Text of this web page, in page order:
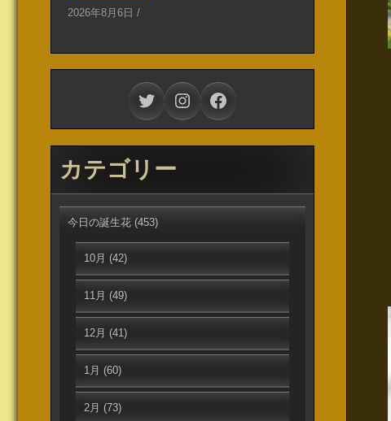
2026年8月6日 /
TwitterInstagramFacebook
カテゴリー
今日の誕生花 (453)
10月 (42)
11月 (49)
12月 (41)
1月 (60)
2月 (73)